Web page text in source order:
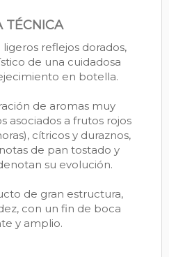
TÉCNICA
reflejos dorados,
de una cuidadosa
en botella.
de aromas muy
asociados a frutos rojos
cítricos y duraznos,
de pan tostado y
su evolución.
de gran estructura,
con un fin de boca
y amplio.